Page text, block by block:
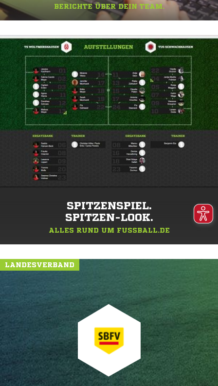
BERICHTE ÜBER DEIN TEAM.
SPITZENSPIEL.
SPITZEN-LOOK.
ALLES RUND UM FUSSBALL.DE
LANDESVERBAND